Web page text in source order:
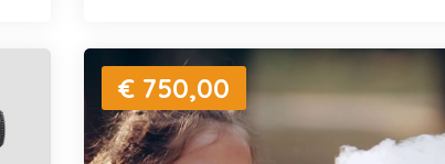
€ 750,00